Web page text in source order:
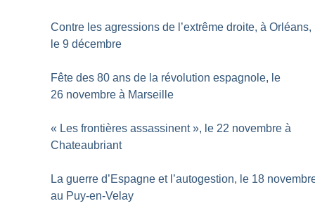
Contre les agressions de l’extrême droite, à Orléans,
le 9 décembre
Fête des 80 ans de la révolution espagnole, le
26 novembre à Marseille
« Les frontières assassinent », le 22 novembre à
Chateaubriant
La guerre d’Espagne et l’autogestion, le 18
au Puy-en-Velay